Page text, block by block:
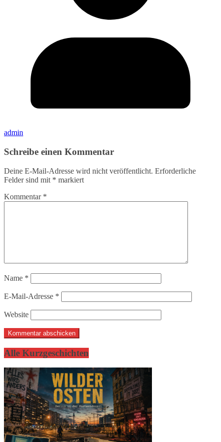
admin
Schreibe einen Kommentar
Deine E-Mail-Adresse wird nicht veröffentlicht. Erforderliche
Felder sind mit * markiert
Kommentar *
Name *
E-Mail-Adresse *
Website
Alle Kurzgeschichten